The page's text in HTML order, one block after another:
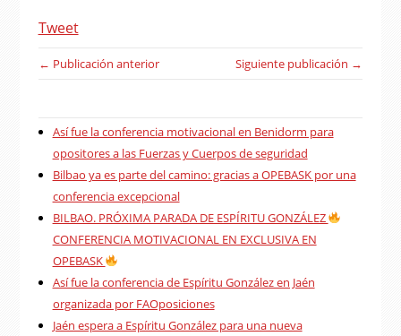
Tweet
← Publicación anterior Siguiente publicación →
Así fue la conferencia motivacional en Benidorm para
opositores a las Fuerzas y Cuerpos de seguridad
Bilbao ya es parte del camino: gracias a OPEBASK por una
conferencia excepcional
BILBAO. PRÓXIMA PARADA DE ESPÍRITU GONZÁLEZ
CONFERENCIA MOTIVACIONAL EN EXCLUSIVA EN
OPEBASK
Así fue la conferencia de Espíritu González en Jaén
organizada por FAOposiciones
Jaén espera a Espíritu González para una nueva